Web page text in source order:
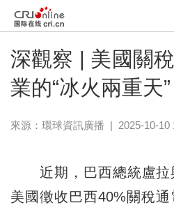
深觀察 | 美國關
業的“冰火兩重天”
來源： 環球資訊廣播 | 2025-10-10
近期，巴西總統盧拉
美國徵收巴西40%關稅